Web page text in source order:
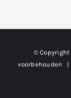
© Copyright
voorbehouden |